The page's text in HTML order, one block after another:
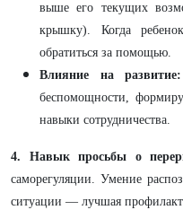
выше его текущих
крышку). Когда
обратиться за помощью.
Влияние на развитие:
беспомощности,
навыки сотрудничества.
4. Навык просьбы о
саморегуляции. Умение
ситуации — лучшая